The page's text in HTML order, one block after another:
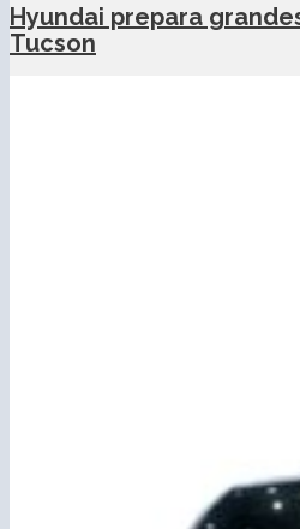
Hyundai prepara
Tucson